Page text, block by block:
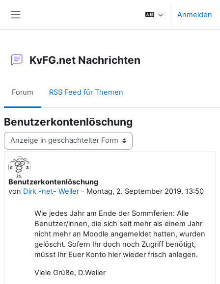
Anmelden
KvFG.net Nachrichten
Forum RSS Feed für Themen
Benutzerkontenlöschung
Anzeigemodus
Benutzerkontenlöschung
von Dirk -net- Weller- Montag, 2. September 2019, 13:50
Anzahl Antworten: 0
Wie jedes Jahr am Ende der Sommferien: Alle
Benutzer/innen, die sich seit mehr als einem Jahr
nicht mehr an Moodle angemeldet hatten, wurden
gelöscht. Sofern Ihr doch noch Zugriff benötigt,
müsst Ihr Euer Konto hier wieder frisch anlegen.
Viele Grüße, D.Weller